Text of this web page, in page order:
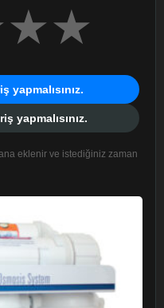
★★
yapmalısınız.
yapmalısınız.
eklenir ve istediğiniz zaman